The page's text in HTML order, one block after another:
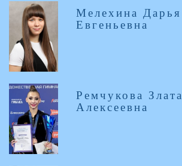
Мелехина Дарья
Евгеньевна
Ремчукова Злата
Алексеевна